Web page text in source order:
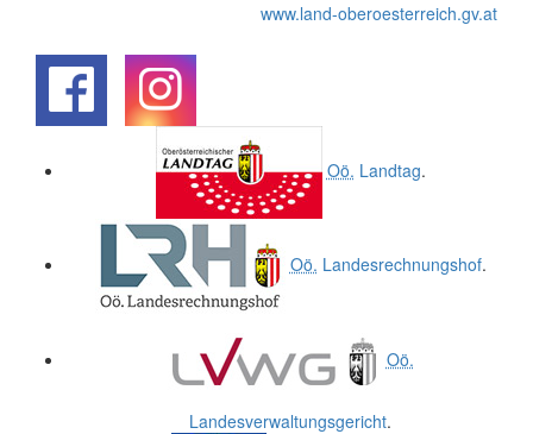
www.land-oberoesterreich.gv.at
Oö. Landtag.
Oö. Landesrechnungshof.
Oö.
Landesverwaltungsgericht.